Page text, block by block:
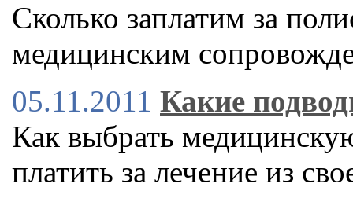
Сколько заплатим за
медицинским
05.11.2011 Какие
Как выбрать
платить за лечение из